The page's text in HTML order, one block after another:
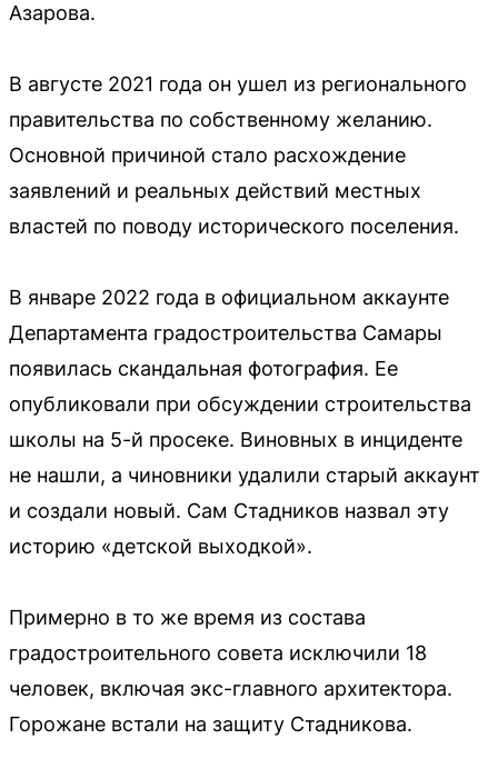
Азарова.
В августе 2021 года он ушел из регионального
правительства по собственному желанию.
Основной причиной стало расхождение
заявлений и реальных действий местных
властей по поводу исторического поселения.
В январе 2022 года в официальном аккаунте
Департамента градостроительства Самары
появилась скандальная фотография. Ее
опубликовали при обсуждении строительства
школы на 5-й просеке. Виновных в инциденте
не нашли, а чиновники удалили старый аккаунт
и создали новый. Сам Стадников назвал эту
историю «детской выходкой».
Примерно в то же время из состава
градостроительного совета исключили 18
человек, включая экс-главного архитектора.
Горожане встали на защиту Стадникова.